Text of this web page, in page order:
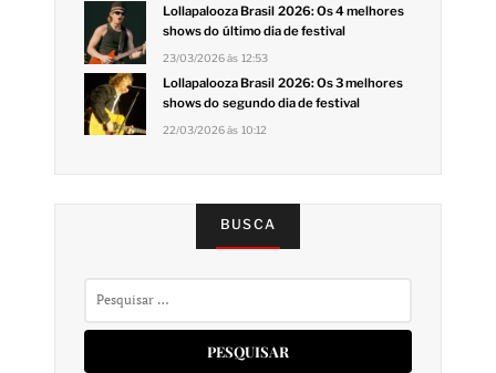
Lollapalooza Brasil 2026: Os 4 melhores
shows do último dia de festival
23/03/2026 às 12:53
Lollapalooza Brasil 2026: Os 3 melhores
shows do segundo dia de festival
22/03/2026 às 10:12
BUSCA